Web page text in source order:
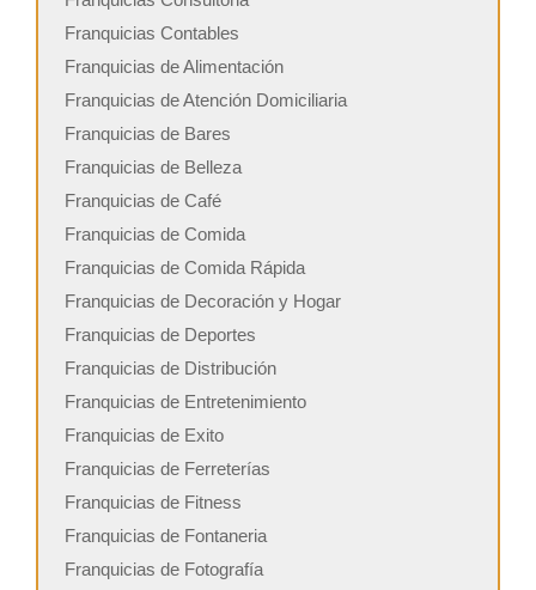
Franquicias Contables
Franquicias de Alimentación
Franquicias de Atención Domiciliaria
Franquicias de Bares
Franquicias de Belleza
Franquicias de Café
Franquicias de Comida
Franquicias de Comida Rápida
Franquicias de Decoración y Hogar
Franquicias de Deportes
Franquicias de Distribución
Franquicias de Entretenimiento
Franquicias de Exito
Franquicias de Ferreterías
Franquicias de Fitness
Franquicias de Fontaneria
Franquicias de Fotografía